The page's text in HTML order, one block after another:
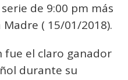
de 9:00 pm más
( 15/01/2018).
fue el claro ganador
durante su